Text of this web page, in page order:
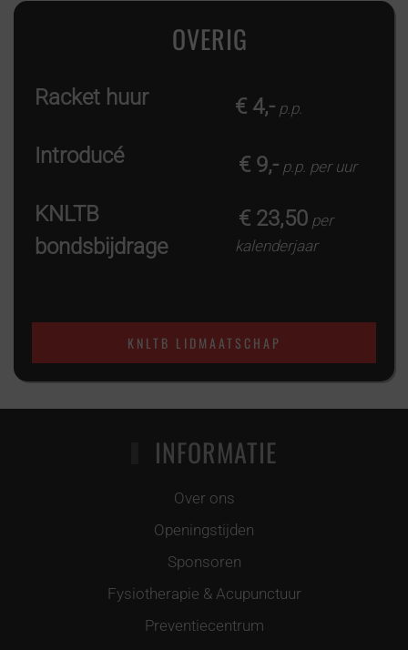
OVERIG
Racket huur € 4,- p.p.
Introducé € 9,- p.p. per uur
KNLTB
bondsbijdrage
€ 23,50 per
kalenderjaar
KNLTB LIDMAATSCHAP
INFORMATIE
Over ons
Openingstijden
Sponsoren
Fysiotherapie & Acupunctuur
Preventiecentrum